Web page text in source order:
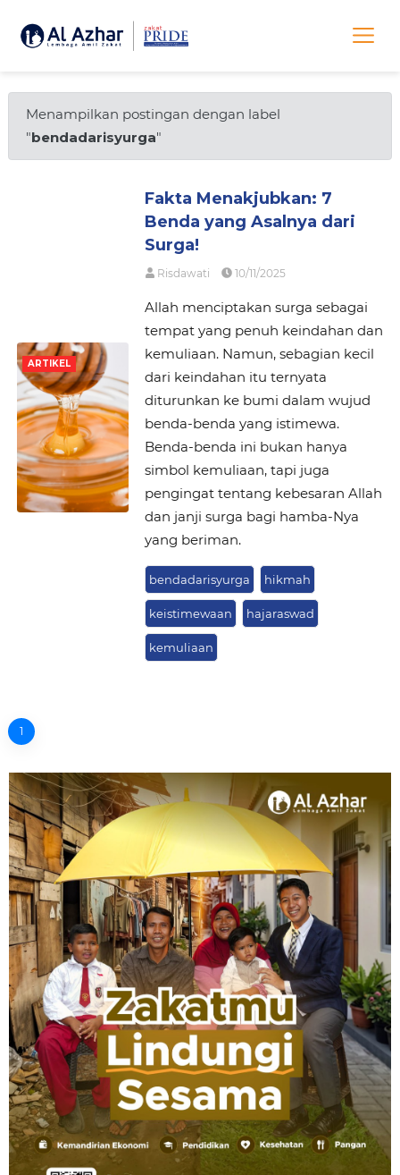
Menampilkan postingan dengan label
"bendadarisyurga"
ARTIKEL
Fakta Menakjubkan: 7
Benda yang Asalnya dari
Surga!
Risdawati 10/11/2025
Allah menciptakan surga sebagai
tempat yang penuh keindahan dan
kemuliaan. Namun, sebagian kecil
dari keindahan itu ternyata
diturunkan ke bumi dalam wujud
benda-benda yang istimewa.
Benda-benda ini bukan hanya
simbol kemuliaan, tapi juga
pengingat tentang kebesaran Allah
dan janji surga bagi hamba-Nya
yang beriman.
bendadarisyurga hikmah
keistimewaan hajaraswad
kemuliaan
1